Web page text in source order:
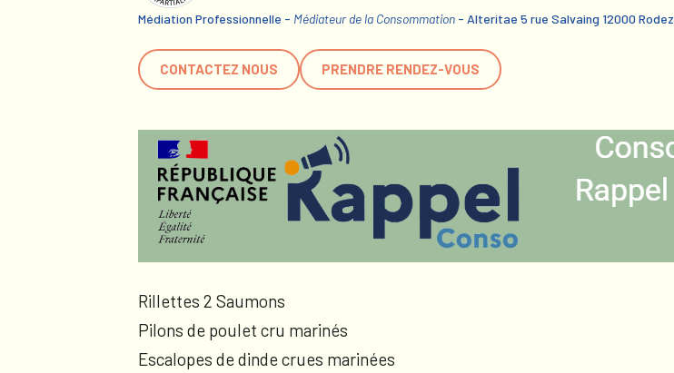
Médiation Professionnelle - Médiateur de la Consommation - Alteritae 5 rue Salvaing 12000 Rodez
CONTACTEZ NOUS PRENDRE RENDEZ-VOUS
Rillettes 2 Saumons
Pilons de poulet cru marinés
Escalopes de dinde crues marinées